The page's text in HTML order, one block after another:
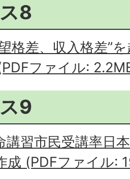
8
格差、収入格差”
ファイル:
9
講習市民受講率日
成 (PDFファイル: